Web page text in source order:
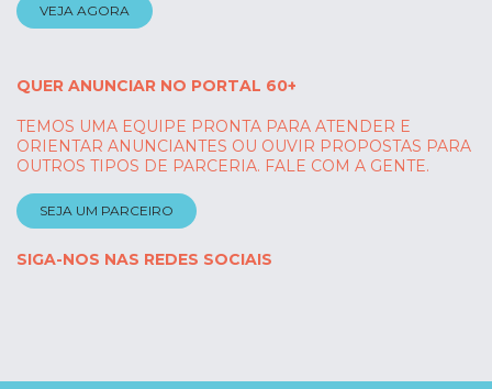
VEJA AGORA
QUER ANUNCIAR NO PORTAL 60+
TEMOS UMA EQUIPE PRONTA PARA ATENDER E
ORIENTAR ANUNCIANTES OU OUVIR PROPOSTAS PARA
OUTROS TIPOS DE PARCERIA. FALE COM A GENTE.
SEJA UM PARCEIRO
SIGA-NOS NAS REDES SOCIAIS